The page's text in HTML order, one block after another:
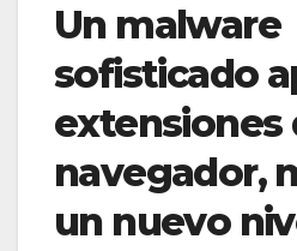
Un malware
sofisticado
extensiones
navegador,
un nuevo